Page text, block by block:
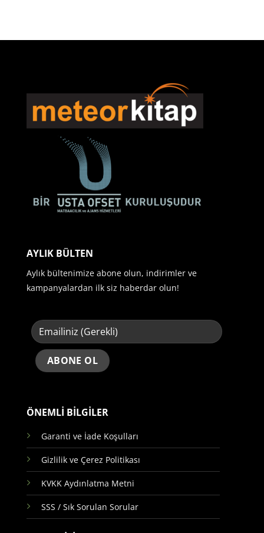
ÖNEMLİ BİLGİLER
Garanti ve İade Koşulları
Gizlilik ve Çerez Politikası
KVKK Aydınlatma Metni
SSS / Sık Sorulan Sorular
AYLIK BÜLTEN
Aylık bültenimize abone olun, indirimler ve
kampanyalardan ilk siz haberdar olun!